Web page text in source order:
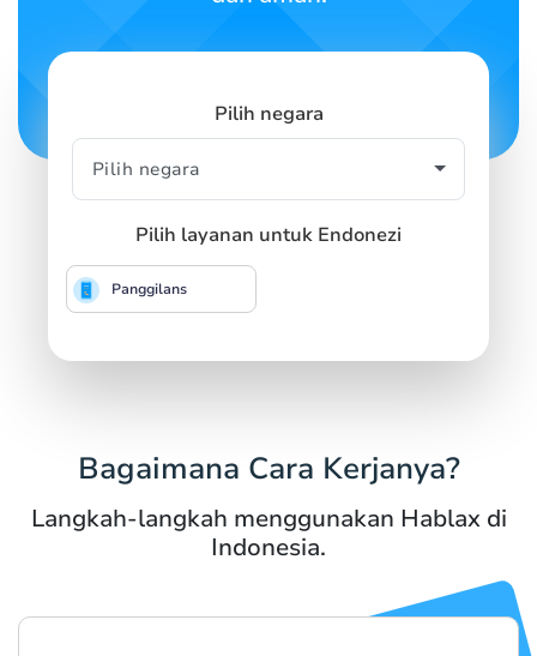
Pilih negara
Pilih layanan untuk Endonezi
Panggilans
Bagaimana Cara Kerjanya?
Langkah-langkah menggunakan Hablax di
Indonesia.